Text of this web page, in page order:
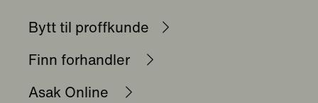
Bytt til proffkunde
Finn forhandler
Asak Online